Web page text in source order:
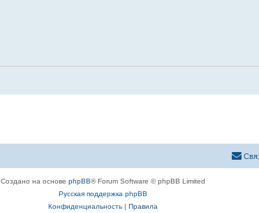
Создано на основе phpBB® Forum Software © phpBB Limited
Русская поддержка phpBB
Конфиденциальность| Правила